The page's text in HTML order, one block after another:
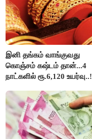
இனி தங்கம் வாங்குவது
கொஞ்சம் கஷ்டம் தான்...4
நாட்களில் ரூ.6,120 உயர்வு..!